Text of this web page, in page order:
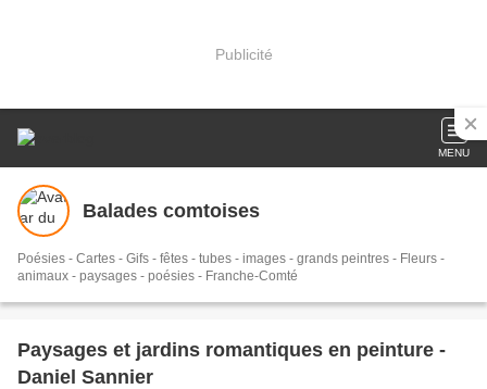
Publicité
MENU
Balades comtoises
Poésies - Cartes - Gifs - fêtes - tubes - images - grands peintres - Fleurs -
animaux - paysages - poésies - Franche-Comté
Paysages et jardins romantiques en peinture -
Daniel Sannier